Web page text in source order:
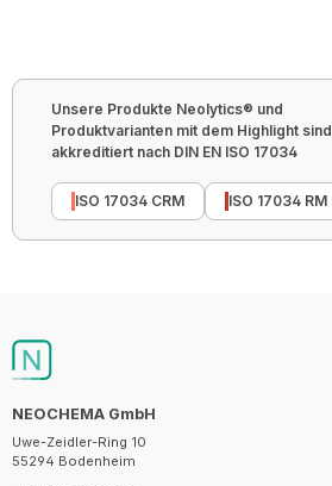
Unsere Produkte Neolytics® und
Produktvarianten mit dem Highlight sind
akkreditiert nach DIN EN ISO 17034
ISO 17034 CRM ISO 17034 RM
NEOCHEMA GmbH
Uwe-Zeidler-Ring 10
55294 Bodenheim